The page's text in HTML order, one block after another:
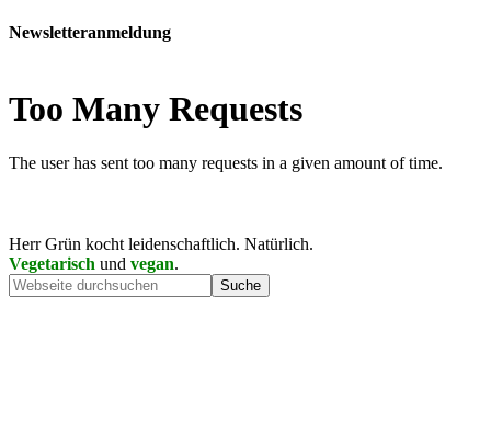
Newsletteranmeldung
Herr Grün kocht leidenschaftlich. Natürlich.
Vegetarisch und vegan.